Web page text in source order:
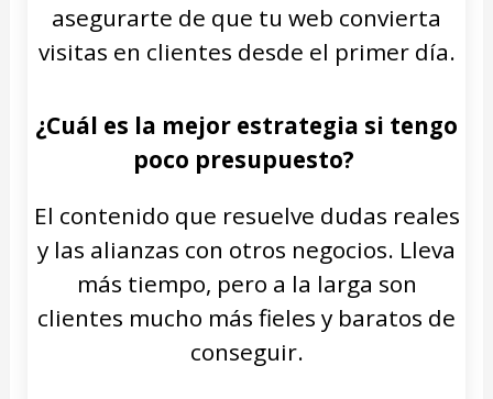
asegurarte de que tu web convierta
visitas en clientes desde el primer día.
¿Cuál es la mejor estrategia si tengo
poco presupuesto?
El contenido que resuelve dudas reales
y las alianzas con otros negocios. Lleva
más tiempo, pero a la larga son
clientes mucho más fieles y baratos de
conseguir.